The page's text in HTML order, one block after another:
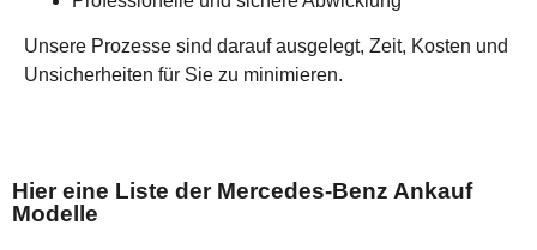
Unsere Prozesse sind darauf ausgelegt, Zeit, Kosten und
Unsicherheiten für Sie zu minimieren.
Hier eine Liste der Mercedes-Benz Ankauf
Modelle